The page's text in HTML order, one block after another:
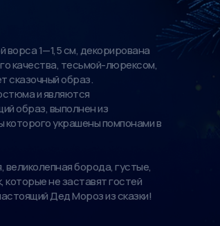
ворса 1—1,5 см, декорирована
качества, тесьмой-люрексом,
сказочный образ.
и являются
образ, выполнен из
которого украшены помпонами в
борода, густые,
не заставят гостей
Дед Мороз из сказки!